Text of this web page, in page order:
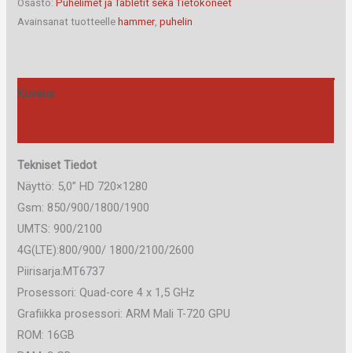
määrä
Osasto:Puhelimet ja Tabletit sekä Tietokoneet
Avainsanat tuotteelle hammer,puhelin
Kuvaus
Tekniset Tiedot
Näyttö: 5,0” HD 720×1280
Gsm: 850/900/1800/1900
UMTS: 900/2100
4G(LTE):800/900/ 1800/2100/2600
Piirisarja:MT6737
Prosessori: Quad-core 4 x 1,5 GHz
Grafiikka prosessori: ARM Mali T-720 GPU
ROM: 16GB